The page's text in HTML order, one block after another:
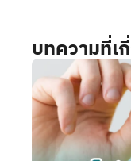
บทความที่เ